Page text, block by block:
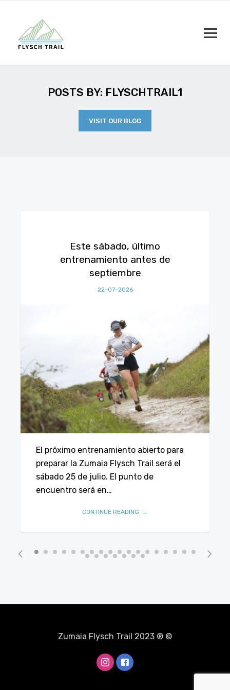
POSTS BY: FLYSCHTRAIL1
VISIT OUR BLOG
Este sábado, último
entrenamiento antes de
septiembre
22-07-2026
El próximo entrenamiento abierto para
preparar la Zumaia Flysch Trail será el
sábado 25 de julio. El punto de
encuentro será en…
CONTINUE READING
Zumaia Flysch Trail 2023 ® ©